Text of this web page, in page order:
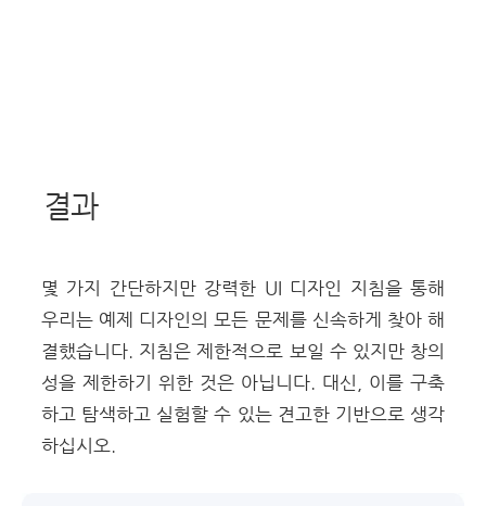
결과
몇 가지 간단하지만 강력한 UI 디자인 지침을 통해
우리는 예제 디자인의 모든 문제를 신속하게 찾아 해
결했습니다. 지침은 제한적으로 보일 수 있지만 창의
성을 제한하기 위한 것은 아닙니다. 대신, 이를 구축
하고 탐색하고 실험할 수 있는 견고한 기반으로 생각
하십시오.